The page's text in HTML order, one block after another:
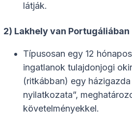
látják.
2) Lakhely van Portugáliában
Típusosan egy 12
ingatlanok tulajdonjogi
(ritkábban) egy
nyilatkozata”,
követelményekkel.